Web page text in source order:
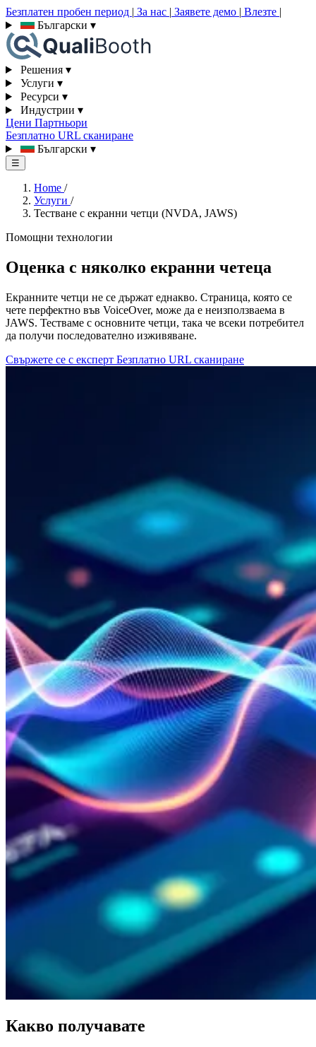
Безплатен пробен период | За нас | Заявете демо | Влезте |
Български ▾
Решения ▾
Услуги ▾
Ресурси ▾
Индустрии ▾
Цени Партньори
Безплатно URL сканиране
Български ▾
☰
Home /
Услуги /
Тестване с екранни четци (NVDA, JAWS)
Помощни технологии
Оценка с няколко екранни четеца
Екранните четци не се държат еднакво. Страница, която се
чете перфектно във VoiceOver, може да е неизползваема в
JAWS. Тестваме с основните четци, така че всеки потребител
да получи последователно изживяване.
Свържете се с експерт Безплатно URL сканиране
Какво получавате